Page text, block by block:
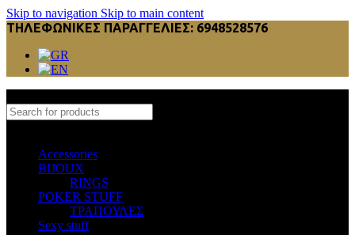
Skip to navigation Skip to main content
ΤΗΛΕΦΩΝΙΚΕΣ ΠΑΡΑΓΓΕΛΙΕΣ: 6948528576
Accessories
BIJOUX
RINGS
POKER STUFF
ΤΡΑΠΟΥΛΕΣ
Sexy stuff